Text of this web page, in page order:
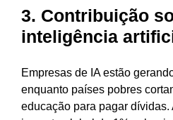
3. Contribuição
inteligência
Empresas de IA estão
enquanto países pobres
educação para pagar dívidas.